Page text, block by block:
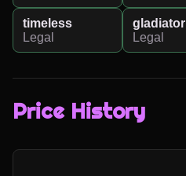
timeless
Legal
gladiator
Legal
Price History